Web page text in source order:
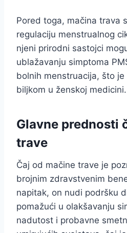
Pored toga, mačina trava
regulaciju menstrualnog
njeni prirodni sastojci
ublažavanju simptoma
bolnih menstruacija, što
biljkom u ženskoj medicini.
Glavne prednosti
trave
Čaj od mačine trave je
brojnim zdravstvenim
napitak, on nudi podršku
pomažući u olakšavanju
nadutost i probavne